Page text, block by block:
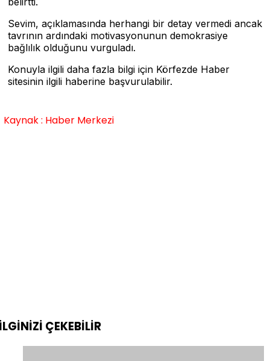
Sevim, açıklamasında herhangi bir detay vermedi ancak
tavrının ardındaki motivasyonunun demokrasiye
bağlılık olduğunu vurguladı.
Konuyla ilgili daha fazla bilgi için Körfezde Haber
sitesinin ilgili haberine başvurulabilir.
: Haber Merkezi
ÇEKEBİLİR